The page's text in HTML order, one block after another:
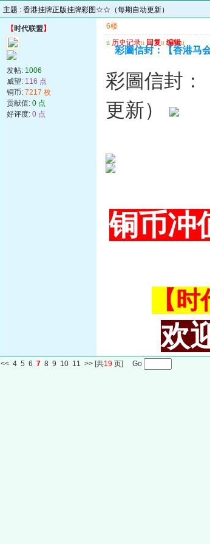
主题 : 香港挂牌正版挂牌彩图☆☆（每期自动更新）
【时代联盟 】
发帖: 1006
威望: 116 点
铜币: 7217 枚
贡献值: 0 点
好评度: 0 点
6楼
u 历史记录u 回复u 编辑u
彩圖信封：【香港
彩圖信封
更新）
铜币冲
【
欢
<< 4 5 6 7 8 9 10 11 >> [共19 页] Go